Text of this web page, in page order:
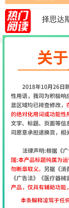
择思达
孩子